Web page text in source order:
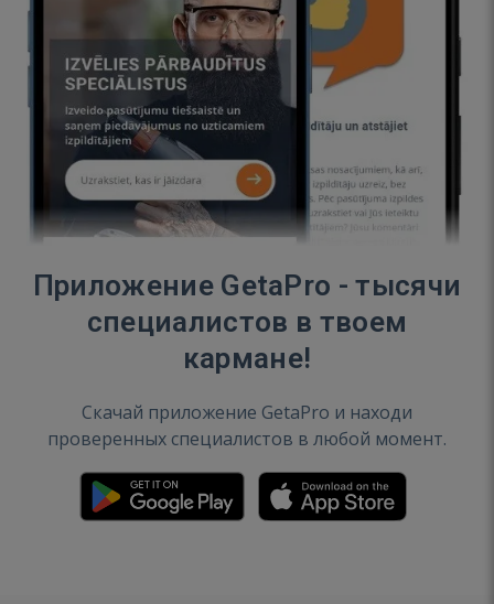
Приложение GetaPro - тысячи
специалистов в твоем
кармане!
Скачай приложение GetaPro и находи
проверенных специалистов в любой момент.